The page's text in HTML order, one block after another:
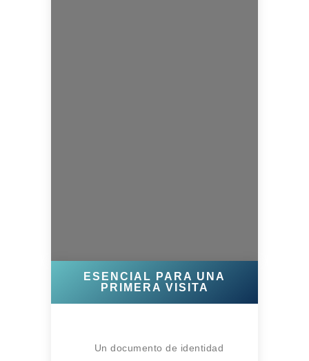
ESENCIAL PARA UNA
PRIMERA VISITA
Un documento de identidad